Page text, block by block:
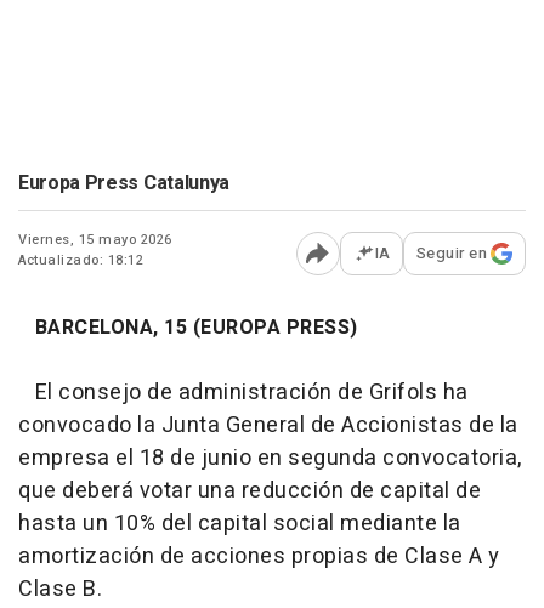
Europa Press Catalunya
Viernes, 15 mayo 2026
Actualizado: 18:12
Abrir opciones para
IA Seguir en
BARCELONA, 15 (EUROPA PRESS)
El consejo de administración de Grifols ha
convocado la Junta General de Accionistas de la
empresa el 18 de junio en segunda convocatoria,
que deberá votar una reducción de capital de
hasta un 10% del capital social mediante la
amortización de acciones propias de Clase A y
Clase B.